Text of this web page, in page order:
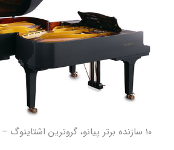
10 سازنده برتر پیانو، گروترین اشتاینوگ – Gortrian Steinweg